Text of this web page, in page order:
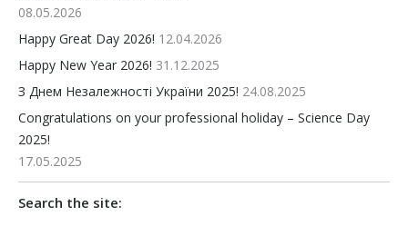
08.05.2026
Happy Great Day 2026! 12.04.2026
Happy New Year 2026! 31.12.2025
З Днем Незалежності України 2025! 24.08.2025
Congratulations on your professional holiday – Science Day
2025!
17.05.2025
Search the site: